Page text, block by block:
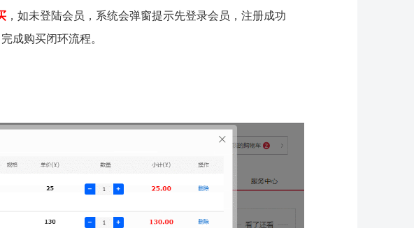
，如未登陆会员，系统会弹窗提示先登录会员，注册成功
成购买闭环流程。